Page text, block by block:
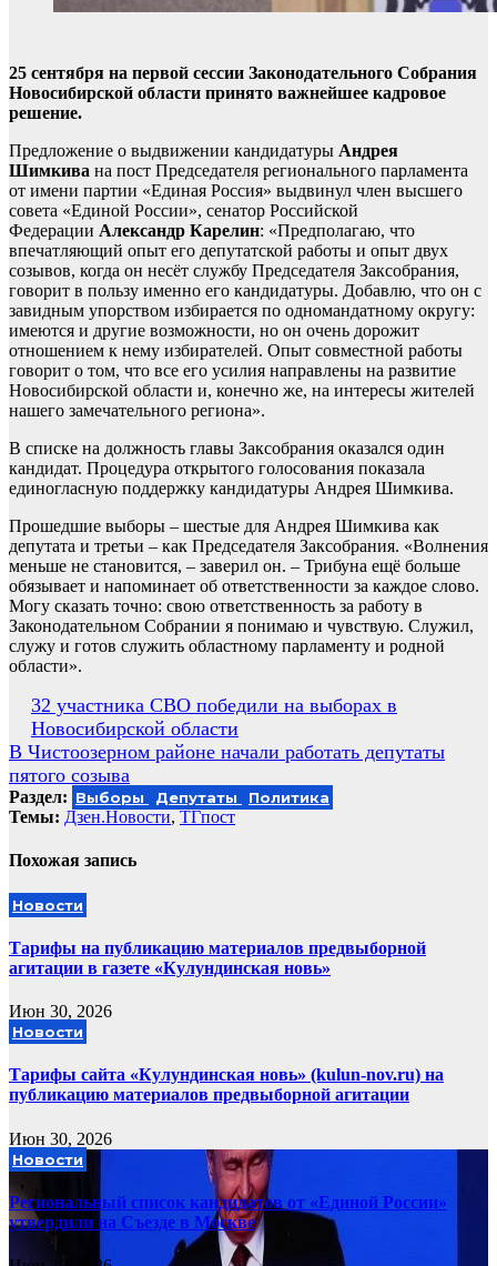
25 сентября на первой сессии Законодательного Собрания
Новосибирской области принято важнейшее кадровое
решение.
Предложение о выдвижении кандидатуры Андрея
Шимкива на пост Председателя регионального парламента
от имени партии «Единая Россия» выдвинул член высшего
совета «Единой России», сенатор Российской
Федерации Александр Карелин: «Предполагаю, что
впечатляющий опыт его депутатской работы и опыт двух
созывов, когда он несёт службу Председателя Заксобрания,
говорит в пользу именно его кандидатуры. Добавлю, что он с
завидным упорством избирается по одномандатному округу:
имеются и другие возможности, но он очень дорожит
отношением к нему избирателей. Опыт совместной работы
говорит о том, что все его усилия направлены на развитие
Новосибирской области и, конечно же, на интересы жителей
нашего замечательного региона».
В списке на должность главы Заксобрания оказался один
кандидат. Процедура открытого голосования показала
единогласную поддержку кандидатуры Андрея Шимкива.
Прошедшие выборы – шестые для Андрея Шимкива как
депутата и третьи – как Председателя Заксобрания. «Волнения
меньше не становится, – заверил он. – Трибуна ещё больше
обязывает и напоминает об ответственности за каждое слово.
Могу сказать точно: свою ответственность за работу в
Законодательном Собрании я понимаю и чувствую. Служил,
служу и готов служить областному парламенту и родной
области».
Навигация
по
записям
32 участника СВО победили на выборах в
Новосибирской области
В Чистоозерном районе начали работать депутаты
пятого созыва
Раздел: Выборы Депутаты Политика
Темы: Дзен.Новости, ТГпост
Похожая запись
Новости
Тарифы на публикацию материалов предвыборной
агитации в газете «Кулундинская новь»
Июн 30, 2026
Новости
Тарифы сайта «Кулундинская новь» (kulun-nov.ru) на
публикацию материалов предвыборной агитации
Июн 30, 2026
Новости
Региональный список кандидатов от «Единой России»
утвердили на Съезде в Москве